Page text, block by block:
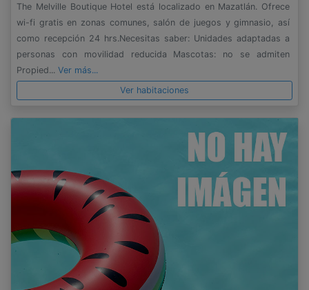
The Melville Boutique Hotel está localizado en Mazatlán. Ofrece
wi-fi gratis en zonas comunes, salón de juegos y gimnasio, así
como recepción 24 hrs.Necesitas saber: Unidades adaptadas a
personas con movilidad reducida Mascotas: no se admiten
Propied... Ver más...
Ver habitaciones